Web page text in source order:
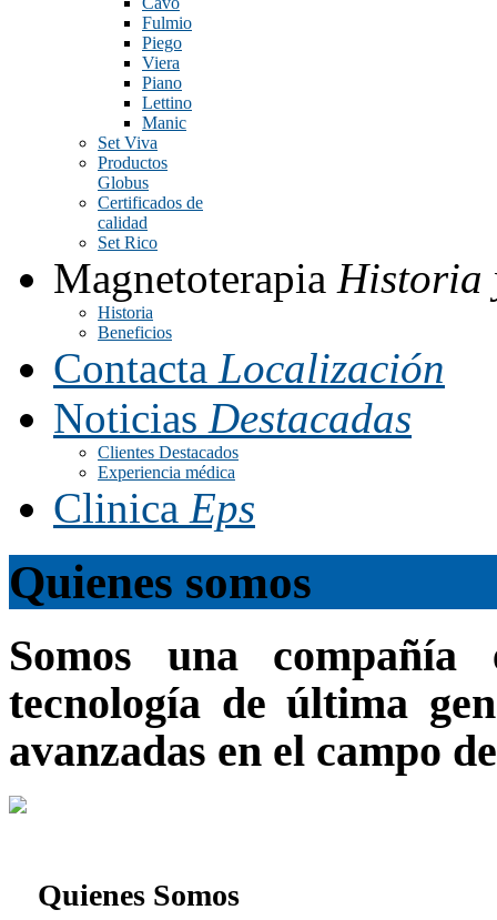
Fulmio
Piego
Viera
Piano
Lettino
Manic
Set Viva
Productos
Globus
Certificados de
calidad
Set Rico
Magnetoterapia Historia
Historia
Beneficios
Contacta Localización
Noticias Destacadas
Clientes Destacados
Experiencia médica
Clinica Eps
Quienes somos
Somos una compañía
tecnología de última
avanzadas en el campo
Quienes Somos